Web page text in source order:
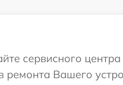
сервисного
ремонта Вашего